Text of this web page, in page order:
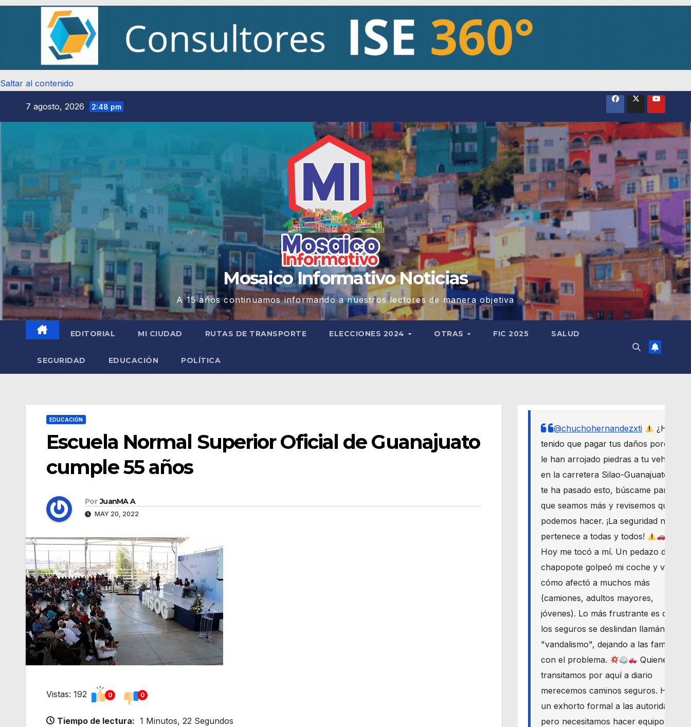
Saltar al contenido
7 agosto, 2026 2:48 pm
Mosaico Informativo Noticias
A 15 años continuamos informando a nuestros lectores de manera objetiva
EDITORIAL MI CIUDAD RUTAS DE TRANSPORTE ELECCIONES 2024 OTRAS FIC 2025 SALUD
SEGURIDAD EDUCACIÓN POLÍTICA
EDUCACIÓN
Escuela Normal Superior Oficial de Guanajuato
cumple 55 años
Por JuanMA A
MAY 20, 2022
Vistas: 192 0 0
Tiempo de lectura: 1 Minutos, 22 Segundos
@chuchohernandezxti
¿Has
tenido que pagar tus daños porque
le han arrojado piedras a tu vehículo
en la carretera Silao-Guanajuato? Si
te ha pasado esto, búscame para
que seamos más y revisemos qué
podemos hacer. ¡La seguridad nos
pertenece a todas y todos!
Hoy me tocó a mí. Un pedazo de
chapopote golpeó mi coche y vi
cómo afectó a muchos más
(camiones, adultos mayores,
jóvenes). Lo más frustrante es que
los seguros se deslindan llamándolo
"vandalismo", dejando a las familias
con el problema.
Quienes
transitamos por aquí a diario
merecemos caminos seguros. Haré
un exhorto formal a las autoridades,
pero necesitamos hacer equipo.